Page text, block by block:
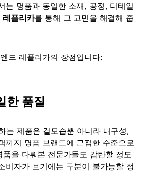
는 명품과 동일한 소재, 공정, 디테일
레플리카를 통해 그 고민을 해결해 줍
드 레플리카의 장점입니다:
한 품질
는 제품은 겉모습뿐 아니라 내구성,
까지 명품 브랜드에 근접한 수준으로
을 다뤄본 전문가들도 감탄할 정도
비자가 보기에는 구분이 불가능할 정